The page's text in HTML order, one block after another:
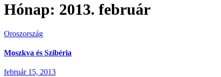
Hónap: 2013. február
Oroszország
Moszkva és Szibéria
február 15, 2013